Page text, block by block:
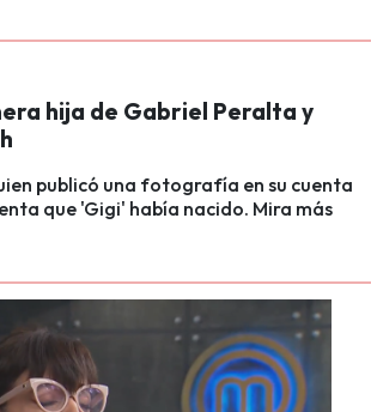
hija de Gabriel Peralta y
publicó una fotografía en su cuenta
que 'Gigi' había nacido. Mira más